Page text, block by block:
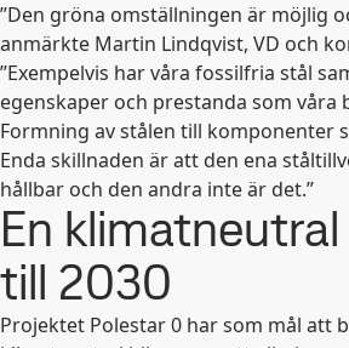
”Den gröna omställningen är möjlig
anmärkte Martin Lindqvist, VD och
”Exempelvis har våra fossilfria stål
egenskaper och prestanda som våra
Formning av stålen till komponenter
Enda skillnaden är att den ena
hållbar och den andra inte är det.”
En
till 2030
Projektet Polestar 0 har som mål att